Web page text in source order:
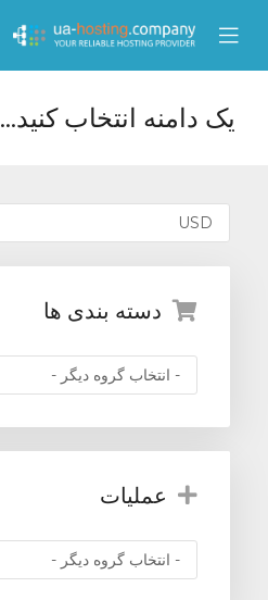
Mobile
Menu
یک دامنه انتخاب کنید...
دسته بندی ها
عملیات